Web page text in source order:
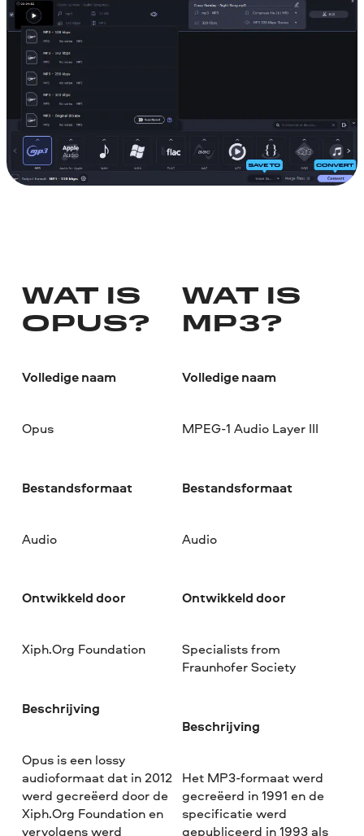
WAT IS
OPUS?
Volledige naam
Opus
Bestandsformaat
Audio
Ontwikkeld door
Xiph.Org Foundation
Beschrijving
Opus is een lossy
audioformaat dat in 2012
werd gecreëerd door de
Xiph.Org Foundation en
vervolgens werd
WAT IS
MP3?
Volledige naam
MPEG-1 Audio Layer III
Bestandsformaat
Audio
Ontwikkeld door
Specialists from
Fraunhofer Society
Beschrijving
Het MP3-formaat werd
gecreëerd in 1991 en de
specificatie werd
gepubliceerd in 1993 als